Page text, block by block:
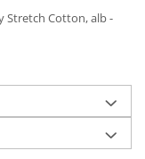
Stretch Cotton, alb -